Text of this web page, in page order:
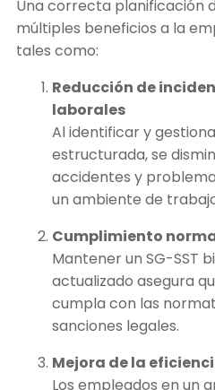
Una correcta planificación
múltiples beneficios a la
tales como:
Reducción de
laborales
Al identificar y
estructurada, se
accidentes y
un ambiente de
Cumplimiento
Mantener un SG-SST
actualizado asegura
cumpla con las
sanciones legales.
Mejora de la
Los empleados en un